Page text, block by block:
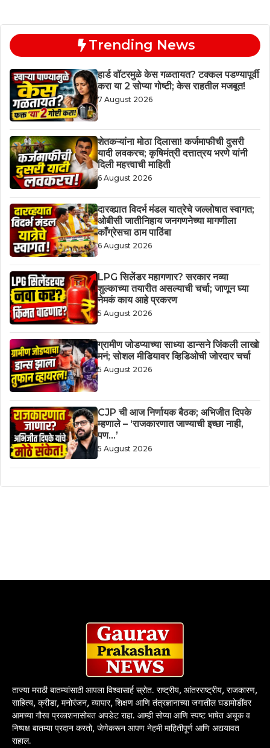
Trending News
हार्ड वॉटरमुळे केस गळतायत? टक्कल पडण्यापूर्वी
करा या 2 सोप्या गोष्टी; केस राहतील मजबूत!
7 August 2026
शेतकऱ्यांना मोठा दिलासा! कर्जमाफीची दुसरी
यादी लवकरच; कृषिमंत्री दत्तात्रय भरणे यांनी
दिली महत्त्वाची माहिती
6 August 2026
दारव्ह्यात विदर्भ मंडल यात्रेचे जल्लोषात स्वागत;
ओबीसी जातीनिहाय जनगणनेच्या मागणीला
काँग्रेसचा ठाम पाठिंबा
6 August 2026
LPG सिलेंडर महागणार? सरकार नव्या
शुल्काच्या तयारीत असल्याची चर्चा; जाणून घ्या
नेमकं काय आहे प्रकरण
5 August 2026
ग्रामीण जोडप्याच्या साध्या डान्सने जिंकली लाखो
मनं; सोशल मीडियावर व्हिडिओची जोरदार चर्चा
5 August 2026
CJP ची आज निर्णायक बैठक; अभिजीत दिपके
म्हणाले – ‘राजकारणात जाण्याची इच्छा नाही,
पण…’
5 August 2026
ताज्या मराठी बातम्यांसाठी आपला विश्वासार्ह स्रोत. राष्ट्रीय, आंतरराष्ट्रीय, राजकारण,
साहित्य, क्रीडा, मनोरंजन, व्यापार, शिक्षण आणि तंत्रज्ञानाच्या जगातील घडामोडींवर
आमच्या गौरव प्रकाशनासोबत अपडेट राहा. आम्ही सोप्या आणि स्पष्ट भाषेत अचूक व
निष्पक्ष बातम्या प्रदान करतो, जेणेकरून आपण नेहमी माहितीपूर्ण आणि अद्ययावत
राहाल.